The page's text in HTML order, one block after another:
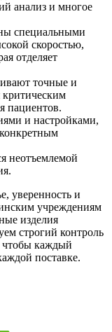
анализ и многое
специальными
скоростью,
отделяет
точные и
критическим
пациентов.
и настройками,
неотъемлемой
уверенность и
учреждениям
изделия
строгий контроль
чтобы каждый
поставке.